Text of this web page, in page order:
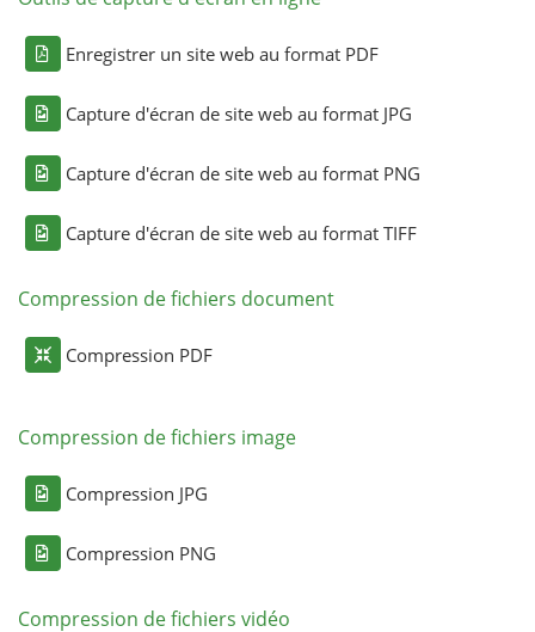
Enregistrer un site web au format PDF
Capture d'écran de site web au format JPG
Capture d'écran de site web au format PNG
Capture d'écran de site web au format TIFF
Compression de fichiers document
Compression PDF
Compression de fichiers image
Compression JPG
Compression PNG
Compression de fichiers vidéo